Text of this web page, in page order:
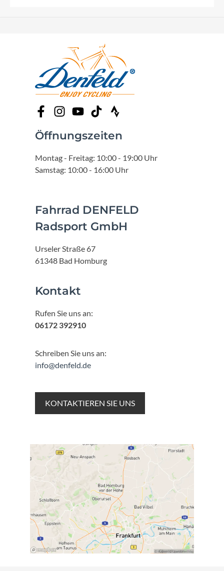
Öffnungszeiten
Montag - Freitag: 10:00 - 19:00 Uhr
Samstag: 10:00 - 16:00 Uhr
Fahrrad DENFELD
Radsport GmbH
Urseler Straße 67
61348 Bad Homburg
Kontakt
Rufen Sie uns an:
06172 392910
Schreiben Sie uns an:
info@denfeld.de
KONTAKTIEREN SIE UNS